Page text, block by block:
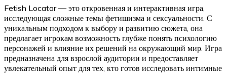
Fetish Locator — это откровенная и интерактивная игра,
исследующая сложные темы фетишизма и сексуальности. С
уникальным подходом к выбору и развитию сюжета, она
предлагает игрокам возможность глубже понять психологию
персонажей и влияние их решений на окружающий мир. Игра
предназначена для взрослой аудитории и предоставляет
увлекательный опыт для тех, кто готов исследовать интимные